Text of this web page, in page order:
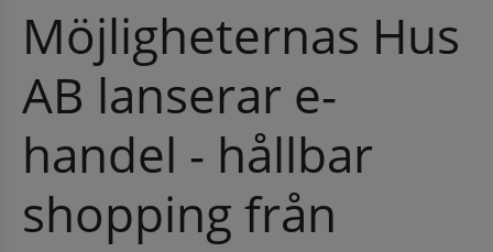
Möjligheternas Hus
AB lanserar e-
handel - hållbar
shopping från